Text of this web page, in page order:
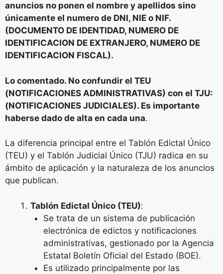
anuncios no ponen el nombre y apellidos sino
únicamente el numero de DNI, NIE o NIF.
(DOCUMENTO DE IDENTIDAD, NUMERO DE
IDENTIFICACION DE EXTRANJERO, NUMERO DE
IDENTIFICACION FISCAL).
Lo comentado. No confundir el TEU
(NOTIFICACIONES ADMINISTRATIVAS) con el TJU:
(NOTIFICACIONES JUDICIALES). Es importante
haberse dado de alta en cada una.
La diferencia principal entre el Tablón Edictal Único
(TEU) y el Tablón Judicial Único (TJU) radica en su
ámbito de aplicación y la naturaleza de los anuncios
que publican.
Tablón Edictal Único (TEU):
Se trata de un sistema de publicación
electrónica de edictos y notificaciones
administrativas, gestionado por la Agencia
Estatal Boletín Oficial del Estado (BOE).
Es utilizado principalmente por las